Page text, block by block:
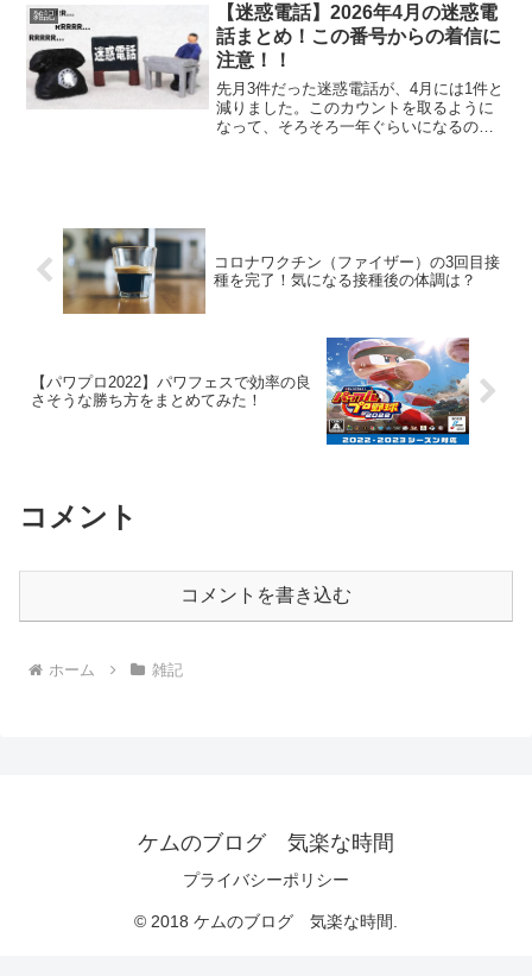
雑記
【迷惑電話】2026年4月の迷惑電
話まとめ！この番号からの着信に
注意！！
先月3件だった迷惑電話が、4月には1件と
減りました。このカウントを取るように
なって、そろそろ一年ぐらいになるの
コロナワクチン（ファイザー）の3回目接
種を完了！気になる接種後の体調は？
【パワプロ2022】パワフェスで効率の良
さそうな勝ち方をまとめてみた！
コメント
コメントを書き込む
ホーム 雑記
ケムのブログ 気楽な時間
プライバシーポリシー
© 2018 ケムのブログ 気楽な時間.